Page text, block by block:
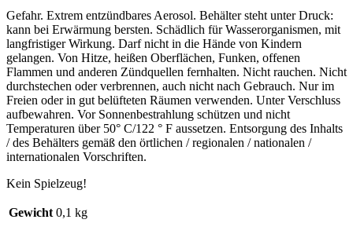
Gefahr. Extrem entzündbares Aerosol. Behälter steht unter Druck:
kann bei Erwärmung bersten. Schädlich für Wasserorganismen, mit
langfristiger Wirkung. Darf nicht in die Hände von Kindern
gelangen. Von Hitze, heißen Oberflächen, Funken, offenen
Flammen und anderen Zündquellen fernhalten. Nicht rauchen. Nicht
durchstechen oder verbrennen, auch nicht nach Gebrauch. Nur im
Freien oder in gut belüfteten Räumen verwenden. Unter Verschluss
aufbewahren. Vor Sonnenbestrahlung schützen und nicht
Temperaturen über 50° C/122 ° F aussetzen. Entsorgung des Inhalts
/ des Behälters gemäß den örtlichen / regionalen / nationalen /
internationalen Vorschriften.
Kein Spielzeug!
Gewicht 0,1 kg